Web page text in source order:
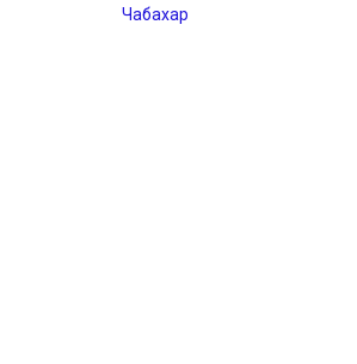
Чабахар